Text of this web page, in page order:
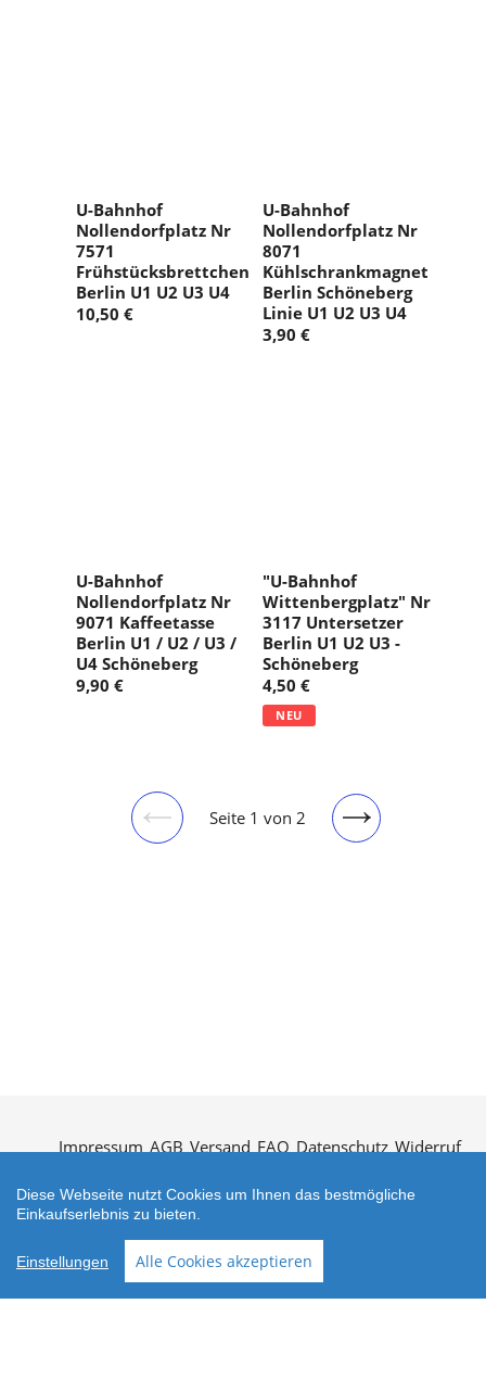
U-Bahnhof
Nollendorfplatz Nr
7571
Frühstücksbrettchen
Berlin U1 U2 U3 U4
10,50 €
U-Bahnhof
Nollendorfplatz Nr
8071
Kühlschrankmagnet
Berlin Schöneberg
Linie U1 U2 U3 U4
3,90 €
U-Bahnhof
Nollendorfplatz Nr
9071 Kaffeetasse
Berlin U1 / U2 / U3 /
U4 Schöneberg
9,90 €
"U-Bahnhof
Wittenbergplatz" Nr
3117 Untersetzer
Berlin U1 U2 U3 -
Schöneberg
4,50 €
NEU
VorherigeSeite 1 von 2
Nächste
Impressum AGB Versand FAQ Datenschutz Widerruf
Zahlungsarten
Diese Webseite nutzt Cookies um Ihnen das bestmögliche
Einkaufserlebnis zu bieten.
Einstellungen Alle Cookies akzeptieren